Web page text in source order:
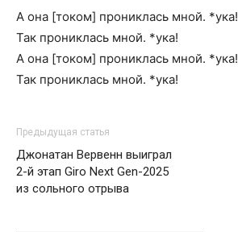
А она [током] прониклась мной. *ука!
Так прониклась мной. *ука!
А она [током] прониклась мной. *ука!
Так прониклась мной. *ука!
Предыдущая статья
Джонатан Вервенн выиграл
2-й этап Giro Next Gen-2025
из сольного отрыва